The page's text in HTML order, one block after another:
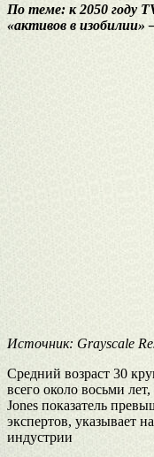
По теме: к 2050 году
«активов в изобилии»
Источник: Grayscale
Средний возраст 30
всего около восьми
Jones показатель
экспертов, указывает
индустрии